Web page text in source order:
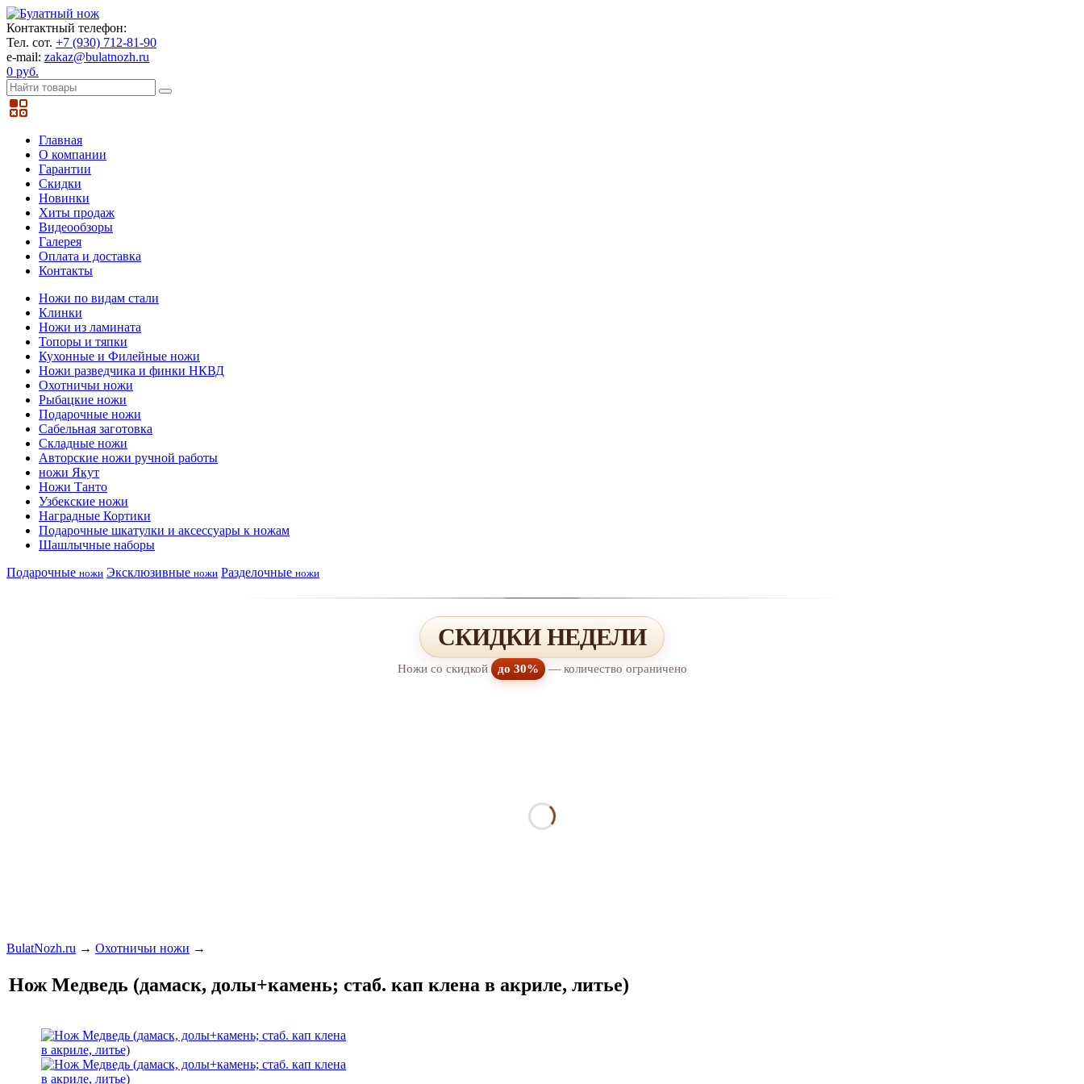
Контактный телефон:
Тел. сот. +7 (930) 712-81-90
e-mail: zakaz@bulatnozh.ru
0 руб.
Главная
О компании
Гарантии
Скидки
Новинки
Хиты продаж
Видеообзоры
Галерея
Оплата и доставка
Контакты
Ножи по видам стали
Клинки
Ножи из ламината
Топоры и тяпки
Кухонные и Филейные ножи
Ножи разведчика и финки НКВД
Охотничьи ножи
Рыбацкие ножи
Подарочные ножи
Сабельная заготовка
Складные ножи
Авторские ножи ручной работы
ножи Якут
Ножи Танто
Узбекские ножи
Наградные Кортики
Подарочные шкатулки и аксессуары к ножам
Шашлычные наборы
Подарочные ножи Эксклюзивные ножи Разделочные ножи
СКИДКИ НЕДЕЛИ
Ножи со скидкой до 30% — количество ограничено
BulatNozh.ru → Охотничьи ножи →
Нож Медведь (дамаск, долы+камень; стаб. кап клена в акриле, литье)